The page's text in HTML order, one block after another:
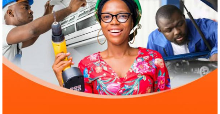
4
Agenda 2063 ODD Santé
Au Soudan, des mères marchent des
kilomètres pour sauver leurs enfants de la
malnutrition
1 août 2026